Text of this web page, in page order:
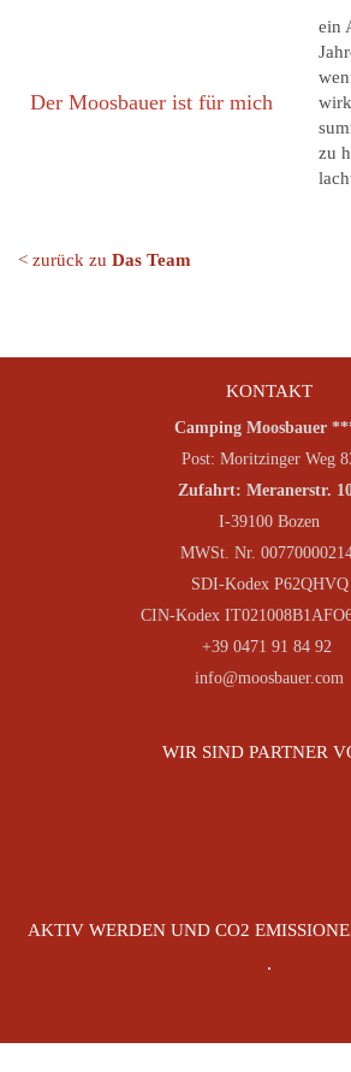
Der Moosbauer ist für mich
ein
zu
< zurück zu Das Team
KONTAKT
Camping Moosbauer
Post: Moritzinger Weg
Zufahrt: Meranerstr.
I-39100 Bozen
MWSt. Nr.
SDI-Kodex P62QHVQ
CIN-Kodex
+39 0471 91 84 92
info@moosbauer.com
WIR SIND PARTNER
AKTIV WERDEN UND CO2